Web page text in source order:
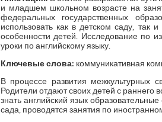
и младшем школьном возрасте на
федеральных государственных
использовать как в детском саду, так
особенности детей. Исследование по
уроки по английскому языку.
Ключевые слова: коммуникативная
В процессе развития межкультурных
Родители отдают своих детей с
знать английский язык
сада, проводятся занятия по